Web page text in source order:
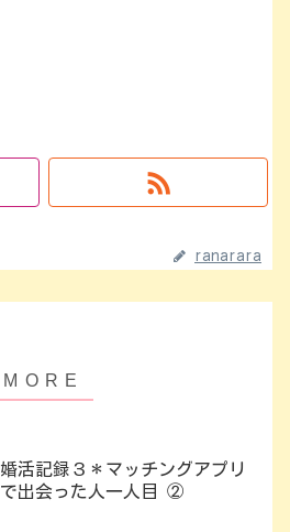
ranarara
婚活記録３＊マッチングアプリ
で出会った人一人目 ②